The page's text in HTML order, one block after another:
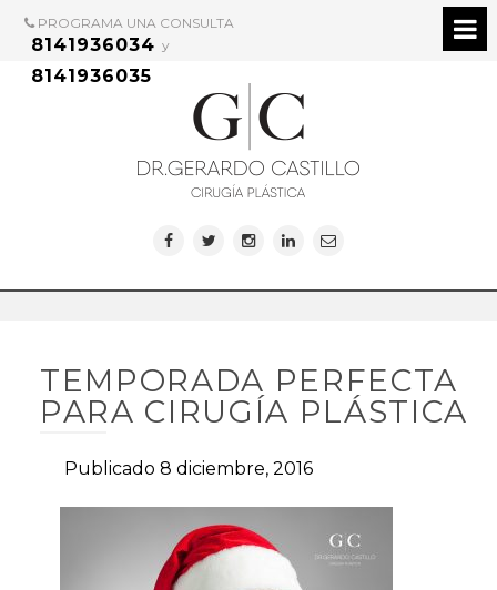
PROGRAMA UNA CONSULTA
8141936034 y
8141936035
TEMPORADA PERFECTA
PARA CIRUGÍA PLÁSTICA
Publicado 8 diciembre, 2016